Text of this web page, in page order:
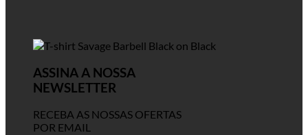
ASSINA A NOSSA
NEWSLETTER
RECEBA AS NOSSAS OFERTAS
POR EMAIL